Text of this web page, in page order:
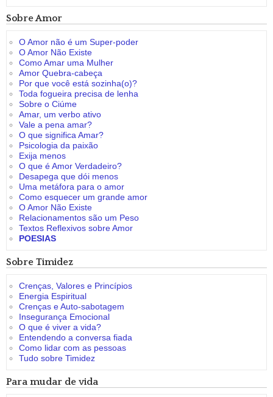
Sobre Amor
O Amor não é um Super-poder
O Amor Não Existe
Como Amar uma Mulher
Amor Quebra-cabeça
Por que você está sozinha(o)?
Toda fogueira precisa de lenha
Sobre o Ciúme
Amar, um verbo ativo
Vale a pena amar?
O que significa Amar?
Psicologia da paixão
Exija menos
O que é Amor Verdadeiro?
Desapega que dói menos
Uma metáfora para o amor
Como esquecer um grande amor
O Amor Não Existe
Relacionamentos são um Peso
Textos Reflexivos sobre Amor
POESIAS
Sobre Timidez
Crenças, Valores e Princípios
Energia Espiritual
Crenças e Auto-sabotagem
Insegurança Emocional
O que é viver a vida?
Entendendo a conversa fiada
Como lidar com as pessoas
Tudo sobre Timidez
Para mudar de vida